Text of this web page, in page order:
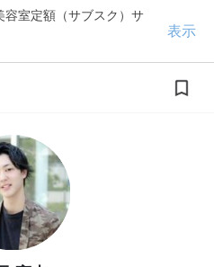
容室定額（サブスク）サ
表示